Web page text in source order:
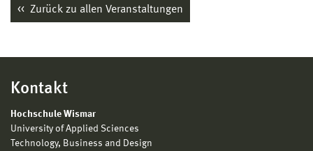
Zurück zu allen Veranstaltungen
Kontakt
Hochschule Wismar
University of Applied Sciences
Technology, Business and Design